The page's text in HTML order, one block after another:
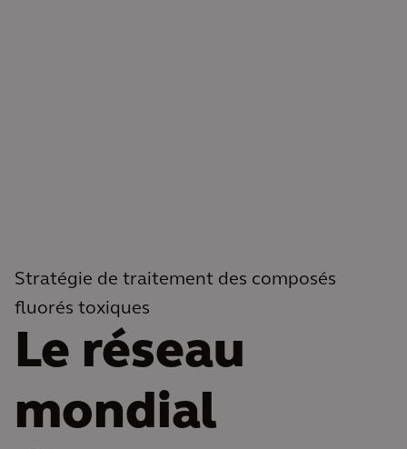
Stratégie de traitement des composés
fluorés toxiques
Le réseau
mondial